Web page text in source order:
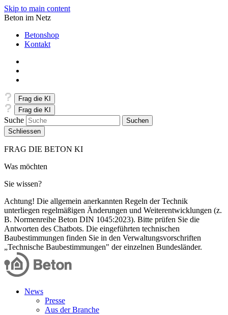
Skip to main content
Beton im Netz
Betonshop
Kontakt
Frag die KI
Frag die KI
Suche
Schliessen
FRAG DIE BETON KI
Was möchten
Sie wissen?
Achtung! Die allgemein anerkannten Regeln der Technik
unterliegen regelmäßigen Änderungen und Weiterentwicklungen (z.
B. Normenreihe Beton DIN 1045:2023). Bitte prüfen Sie die
Antworten des Chatbots. Die eingeführten technischen
Baubestimmungen finden Sie in den Verwaltungsvorschriften
„Technische Baubestimmungen" der einzelnen Bundesländer.
News
Presse
Aus der Branche